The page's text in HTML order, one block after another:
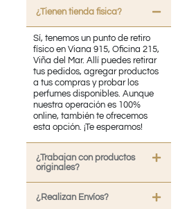
¿Tienen tienda fisica?
Sí, tenemos un punto de retiro
físico en Viana 915, Oficina 215,
Viña del Mar. Allí puedes retirar
tus pedidos, agregar productos
a tus compras y probar los
perfumes disponibles. Aunque
nuestra operación es 100%
online, también te ofrecemos
esta opción. ¡Te esperamos!
¿Trabajan con productos
originales?
¿Realizan Envíos?